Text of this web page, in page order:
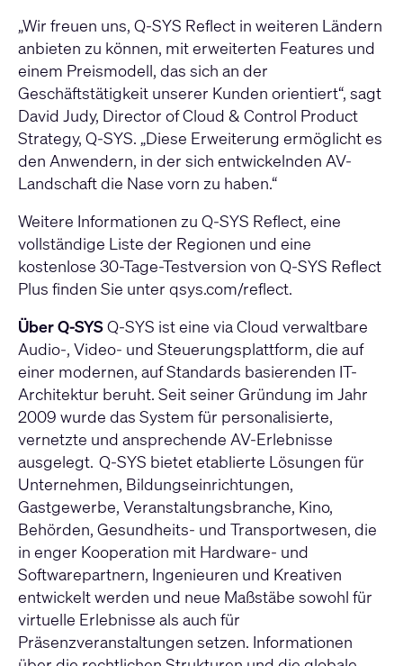
„Wir freuen uns, Q-SYS Reflect in weiteren Ländern
anbieten zu können, mit erweiterten Features und
einem Preismodell, das sich an der
Geschäftstätigkeit unserer Kunden orientiert“, sagt
David Judy, Director of Cloud & Control Product
Strategy, Q-SYS. „Diese Erweiterung ermöglicht es
den Anwendern, in der sich entwickelnden AV-
Landschaft die Nase vorn zu haben.“
Weitere Informationen zu Q-SYS Reflect, eine
vollständige Liste der Regionen und eine
kostenlose 30-Tage-Testversion von Q-SYS Reflect
Plus finden Sie unter qsys.com/reflect.
Über Q-SYSQ-SYS ist eine via Cloud verwaltbare
Audio-, Video- und Steuerungsplattform, die auf
einer modernen, auf Standards basierenden IT-
Architektur beruht. Seit seiner Gründung im Jahr
2009 wurde das System für personalisierte,
vernetzte und ansprechende AV-Erlebnisse
ausgelegt. Q-SYS bietet etablierte Lösungen für
Unternehmen, Bildungseinrichtungen,
Gastgewerbe, Veranstaltungsbranche, Kino,
Behörden, Gesundheits- und Transportwesen, die
in enger Kooperation mit Hardware- und
Softwarepartnern, Ingenieuren und Kreativen
entwickelt werden und neue Maßstäbe sowohl für
virtuelle Erlebnisse als auch für
Präsenzveranstaltungen setzen. Informationen